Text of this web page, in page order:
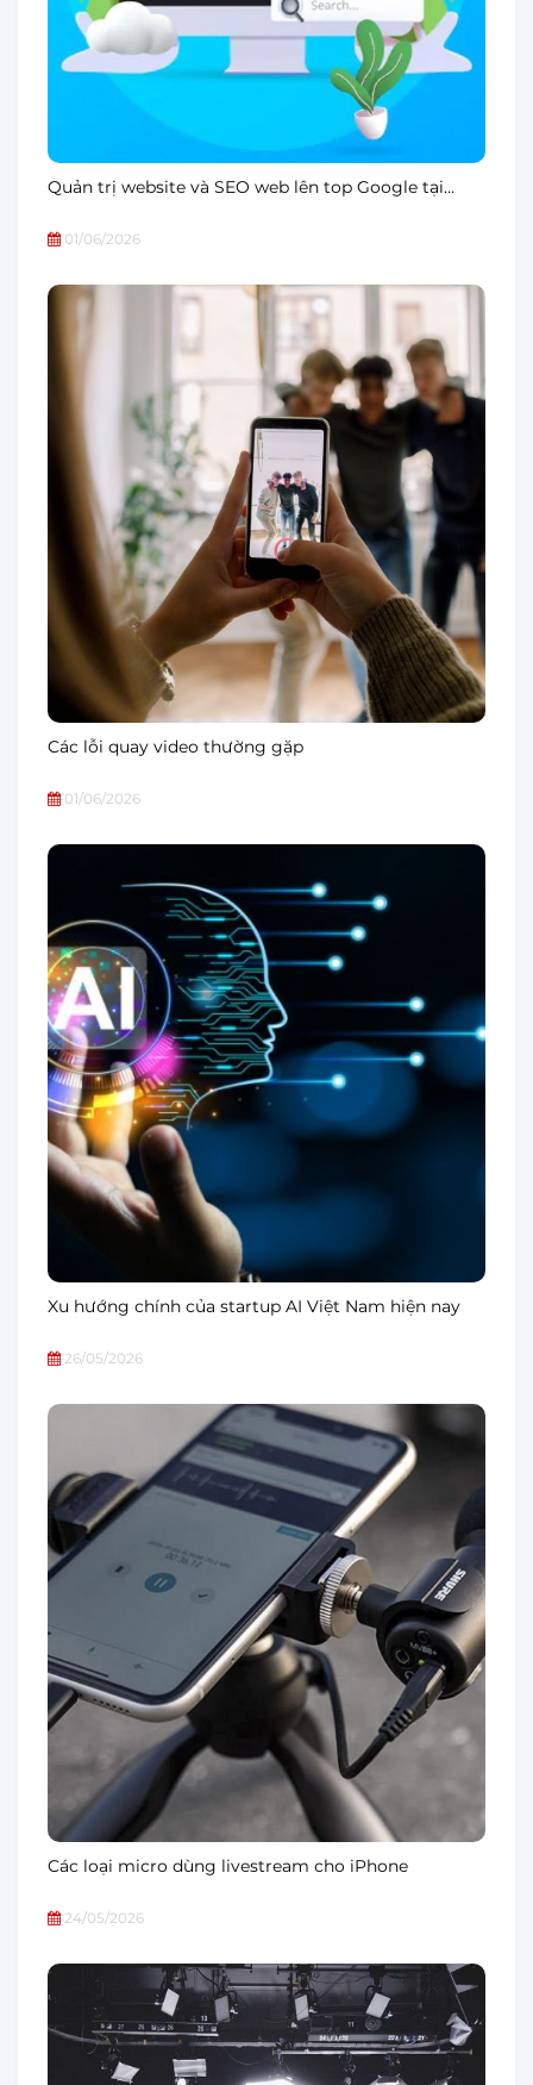
Quản trị website và SEO web lên top Google tại…
01/06/2026
Các lỗi quay video thường gặp
01/06/2026
Xu hướng chính của startup AI Việt Nam hiện nay
26/05/2026
Các loại micro dùng livestream cho iPhone
24/05/2026